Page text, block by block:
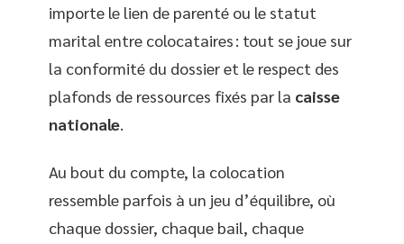
importe le lien de parenté ou le statut
marital entre colocataires : tout se joue sur
la conformité du dossier et le respect des
plafonds de ressources fixés par la caisse
nationale.
Au bout du compte, la colocation
ressemble parfois à un jeu d’équilibre, où
chaque dossier, chaque bail, chaque